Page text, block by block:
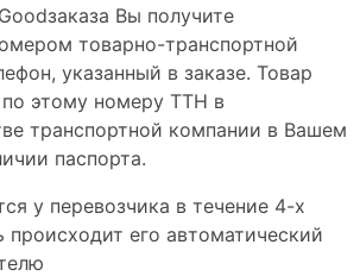
Вы получите
товарно-транспортной
указанный в заказе. Товар
этому номеру ТТН в
транспортной компании в Вашем
паспорта.
у перевозчика в течение 4-х
происходит его автоматический